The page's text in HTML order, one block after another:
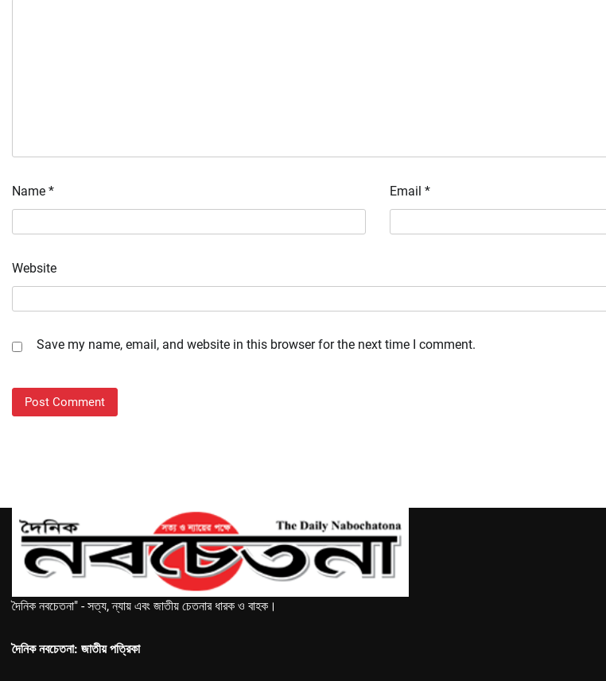
Name * Email *
Website
Save my name, email, and website in this browser for the next time I comment.
দৈনিক নবচেতনা" - সত্য, ন্যায় এবং জাতীয় চেতনার ধারক ও বাহক।
দৈনিক নবচেতনা: জাতীয় পত্রিকা